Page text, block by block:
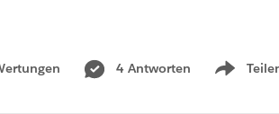
4 Antworten
Show